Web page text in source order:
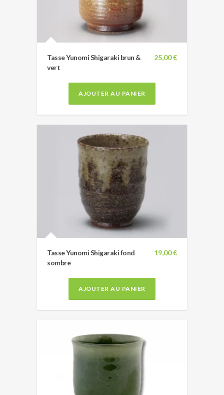
25,00 €
Tasse Yunomi Shigaraki brun &
vert
AJOUTER AU PANIER
19,00 €
Tasse Yunomi Shigaraki fond
sombre
AJOUTER AU PANIER